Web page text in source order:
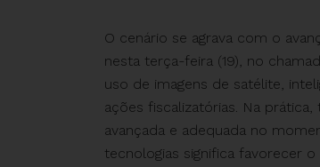
O cenário se agrava com o
nesta terça-feira (19), no
uso de imagens de satélite,
ações fiscalizatórias. Na
avançada e adequada no
tecnologias significa favorecer